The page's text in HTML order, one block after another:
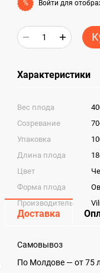
% Войти для
Характеристики
Вес плода
Cозревание
Упаковка
Длина плода
Цвет
Форма плода
Производитель
Доставка
Самовывоз
По Молдове — от 75